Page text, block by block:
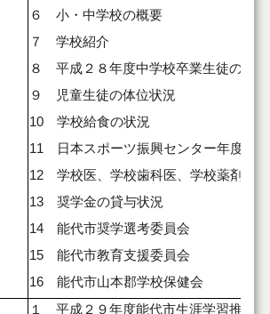
６ 小・中学校の概要
７ 学校紹介
８ 平成２８年度中学校卒業生徒の進路
９ 児童生徒の体位状況
10 学校給食の状況
11 日本スポーツ振興センター年度別
12 学校医、学校歯科医、学校薬剤師
13 奨学金の貸与状況
14 能代市奨学選考委員会
15 能代市教育支援委員会
16 能代市山本郡学校保健会
１ 平成２９年度能代市生涯学習推進